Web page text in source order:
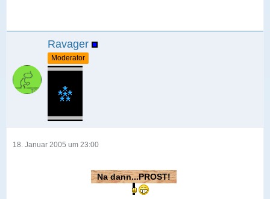
Ravager
Moderator
18. Januar 2005 um 23:00
Na dann...PROST!